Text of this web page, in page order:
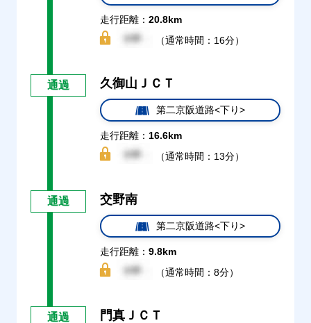
走行距離： 20.8km
（通常時間：16分）
通過 久御山ＪＣＴ
第二京阪道路<下り>
走行距離： 16.6km
（通常時間：13分）
通過 交野南
第二京阪道路<下り>
走行距離： 9.8km
（通常時間：8分）
通過 門真ＪＣＴ